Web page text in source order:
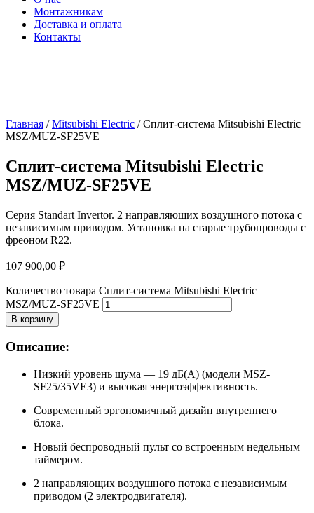
Монтажникам
Доставка и оплата
Контакты
Главная /Mitsubishi Electric / Сплит-система Mitsubishi Electric
MSZ/MUZ-SF25VE
Сплит-система Mitsubishi Electric
MSZ/MUZ-SF25VE
Серия Standart Invertor. 2 направляющих воздушного потока с
независимым приводом. Установка на старые трубопроводы с
фреоном R22.
107 900,00 ₽
Количество товара Сплит-система Mitsubishi Electric
MSZ/MUZ-SF25VE
В корзину
Описание:
Низкий уровень шума — 19 дБ(А) (модели MSZ-
SF25/35VE3) и высокая энергоэффективность.
Современный эргономичный дизайн внутреннего
блока.
Новый беспроводный пульт со встроенным недельным
таймером.
2 направляющих воздушного потока с независимым
приводом (2 электродвигателя).